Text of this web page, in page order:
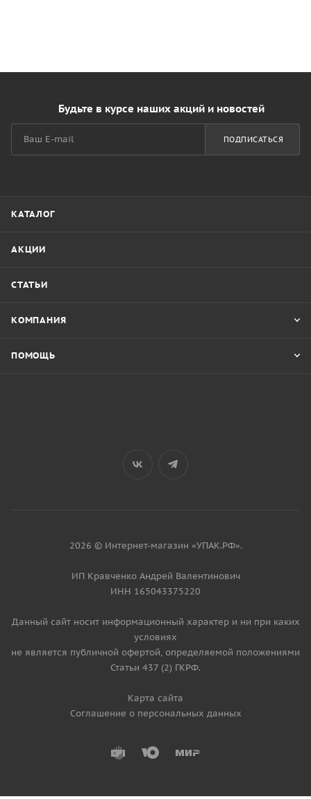
Будьте в курсе наших акций и новостей
ПОДПИСАТЬСЯ
КАТАЛОГ
АКЦИИ
СТАТЬИ
КОМПАНИЯ
ПОМОЩЬ
2026 © Интернет-магазин «УПАК.РФ».
ИП Кравченко Андрей Валентинович
ИНН 165043375220
Данный сайт носит информационный характер и ни при каких
условиях
не является публичной офертой, определяемой положениями
Статьи 437 (2) ГКРФ.
Карта сайта
Соглашение о персональных данных